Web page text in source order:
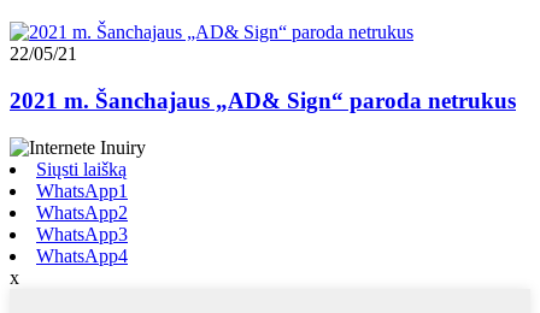
22/05/21
2021 m. Šanchajaus „AD& Sign“ paroda netrukus
Siųsti laišką
WhatsApp1
WhatsApp2
WhatsApp3
WhatsApp4
x